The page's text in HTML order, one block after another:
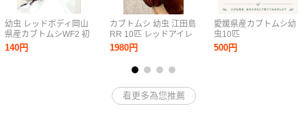
幼虫 レッドボディ岡山
県産カブトムシWF2 初
令〜2令幼虫20頭
140円
カブトムシ 幼虫 江田島
RR 10匹 レッドアイレ
ッドボディ
1980円
愛媛県産カブトムシ幼
虫10匹
500円
看更多為您推薦